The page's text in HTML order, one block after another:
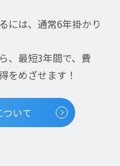
には、通常6年掛かり
、最短3年間で、費
をめざせます！
いて